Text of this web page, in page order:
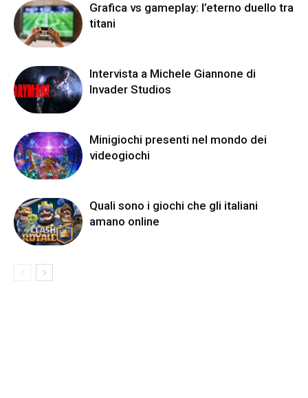
Grafica vs gameplay: l’eterno duello tra
titani
Intervista a Michele Giannone di
Invader Studios
Minigiochi presenti nel mondo dei
videogiochi
Quali sono i giochi che gli italiani
amano online